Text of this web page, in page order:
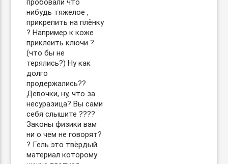
пробовали что
нибудь тяжелое ,
прикрепить на плёнку
? Например к коже
приклеить ключи ?
(что бы не
терялись?) Ну как
долго
продержались??
Девочки, ну, что за
несуразица? Вы сами
себя слышите ????
Законы физики вам
ни о чем не говорят?
? Гель это твёрдый
материал которому